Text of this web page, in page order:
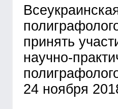
принять
научно-
24 ноября